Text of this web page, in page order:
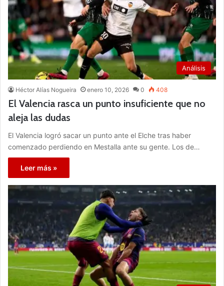
Análisis
Héctor Alías Nogueira enero 10, 2026 0 408
El Valencia rasca un punto insuficiente que no
aleja las dudas
El Valencia logró sacar un punto ante el Elche tras haber
comenzado perdiendo en Mestalla ante su gente. Los de…
Leer más »